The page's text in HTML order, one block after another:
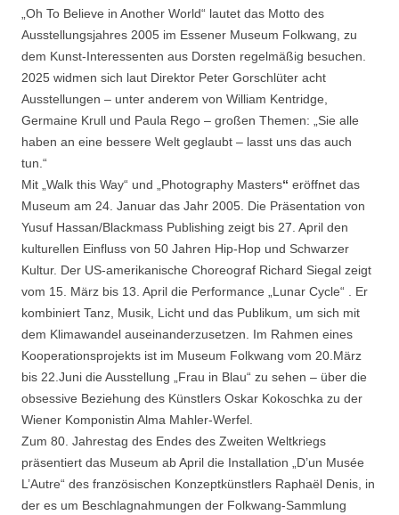
„Oh To Believe in Another World“ lautet das Motto des
Ausstellungsjahres 2005 im Essener Museum Folkwang, zu
dem Kunst-Interessenten aus Dorsten regelmäßig besuchen.
2025 widmen sich laut Direktor Peter Gorschlüter acht
Ausstellungen – unter anderem von William Kentridge,
Germaine Krull und Paula Rego – großen Themen: „Sie alle
haben an eine bessere Welt geglaubt – lasst uns das auch
tun.“
Mit „Walk this Way“ und „Photography Masters“ eröffnet das
Museum am 24. Januar das Jahr 2005. Die Präsentation von
Yusuf Hassan/Blackmass Publishing zeigt bis 27. April den
kulturellen Einfluss von 50 Jahren Hip-Hop und Schwarzer
Kultur. Der US-amerikanische Choreograf Richard Siegal zeigt
vom 15. März bis 13. April die Performance „Lunar Cycle“ . Er
kombiniert Tanz, Musik, Licht und das Publikum, um sich mit
dem Klimawandel auseinanderzusetzen. Im Rahmen eines
Kooperationsprojekts ist im Museum Folkwang vom 20.März
bis 22.Juni die Ausstellung „Frau in Blau“ zu sehen – über die
obsessive Beziehung des Künstlers Oskar Kokoschka zu der
Wiener Komponistin Alma Mahler-Werfel.
Zum 80. Jahrestag des Endes des Zweiten Weltkriegs
präsentiert das Museum ab April die Installation „D’un Musée
L’Autre“ des französischen Konzeptkünstlers Raphaël Denis, in
der es um Beschlagnahmungen der Folkwang-Sammlung